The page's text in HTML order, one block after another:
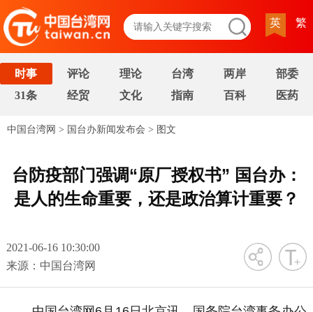
英 繁
时事 评论 理论 台湾 两岸
部委
31条
经贸 文化 指南 百科 医药
中国台湾网 > 国台办新闻发布会 > 图文
台防疫部门强调“原厂授权书” 国台办：
是人的生命重要，还是政治算计重要？
2021-06-16 10:30:00
来源：中国台湾网
字号